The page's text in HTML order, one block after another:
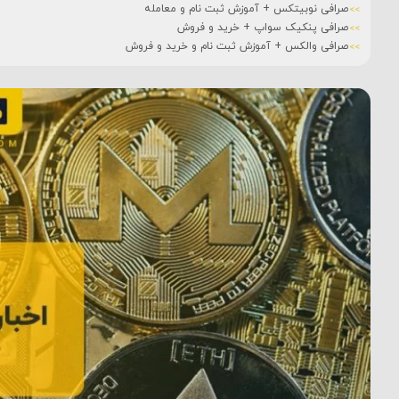
صرافی نوبیتکس + آموزش ثبت نام و معامله
صرافی پنکیک سواپ + خرید و فروش
صرافی والکس + آموزش ثبت نام و خرید و فروش